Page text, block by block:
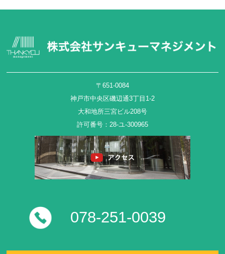
〒651-0084
神戸市中央区磯辺通3丁目1-2
大和地所三宮ビル208号
許可番号：28-ユ-300965
078-251-0039